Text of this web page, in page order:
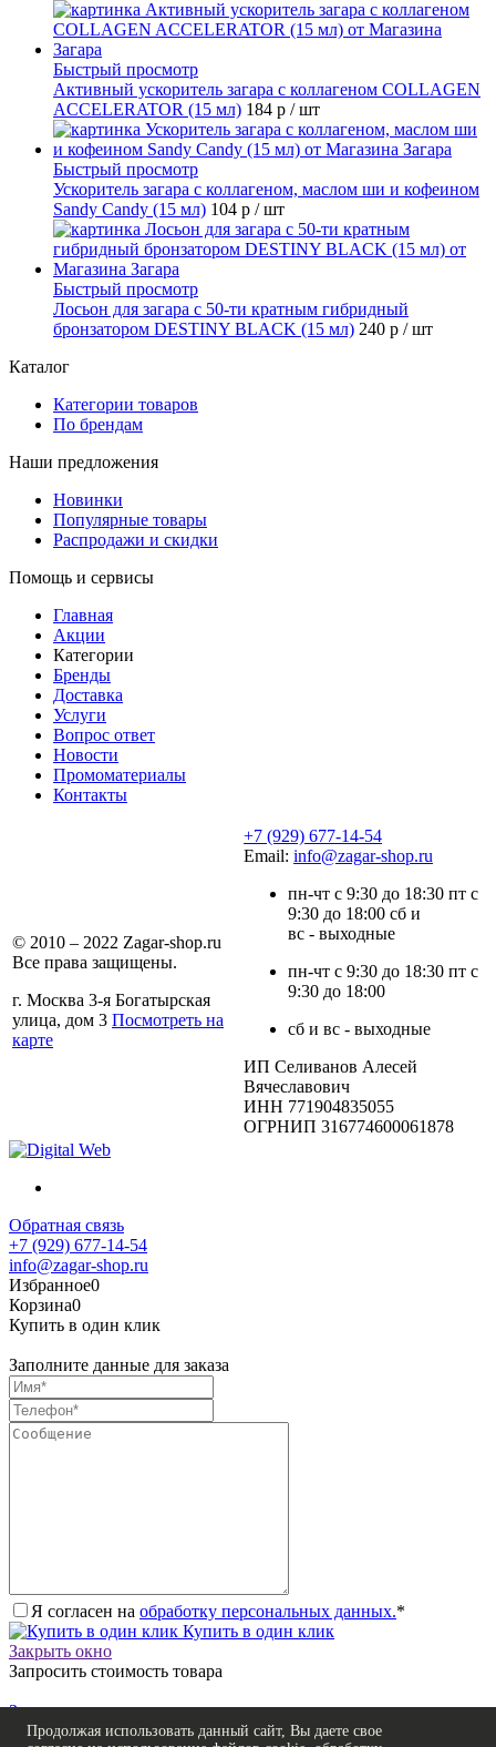
Продолжая использовать данный сайт, Вы даете свое
Быстрый просмотр
Активный ускоритель загара с коллагеном COLLAGEN
ACCELERATOR (15 мл) 184 р / шт
Быстрый просмотр
Ускоритель загара с коллагеном, маслом ши и кофеином
Sandy Candy (15 мл) 104 р / шт
Быстрый просмотр
Лосьон для загара с 50-ти кратным гибридный
бронзатором DESTINY BLACK (15 мл) 240 р / шт
Каталог
Категории товаров
По брендам
Наши предложения
Новинки
Популярные товары
Распродажи и скидки
Помощь и сервисы
Главная
Акции
Категории
Бренды
Доставка
Услуги
Вопрос ответ
Новости
Промоматериалы
Контакты
© 2010 – 2022 Zagar-shop.ru
Все права защищены.
г. Москва 3-я Богатырская
улица, дом 3 Посмотреть на
карте
+7 (929) 677-14-54
Email: info@zagar-shop.ru
пн-чт с 9:30 до 18:30 пт с
9:30 до 18:00 сб и
вс - выходные
пн-чт с 9:30 до 18:30 пт с
9:30 до 18:00
сб и вс - выходные
ИП Селиванов Алесей
Вячеславович
ИНН 771904835055
ОГРНИП 316774600061878
Обратная связь
+7 (929) 677-14-54
info@zagar-shop.ru
Избранное0
Корзина0
Купить в один клик
Заполните данные для заказа
Я согласен на обработку персональных данных.*
Купить в один клик
Закрыть окно
Запросить стоимость товара
Загрузка товара
Заполните данные для запроса цены